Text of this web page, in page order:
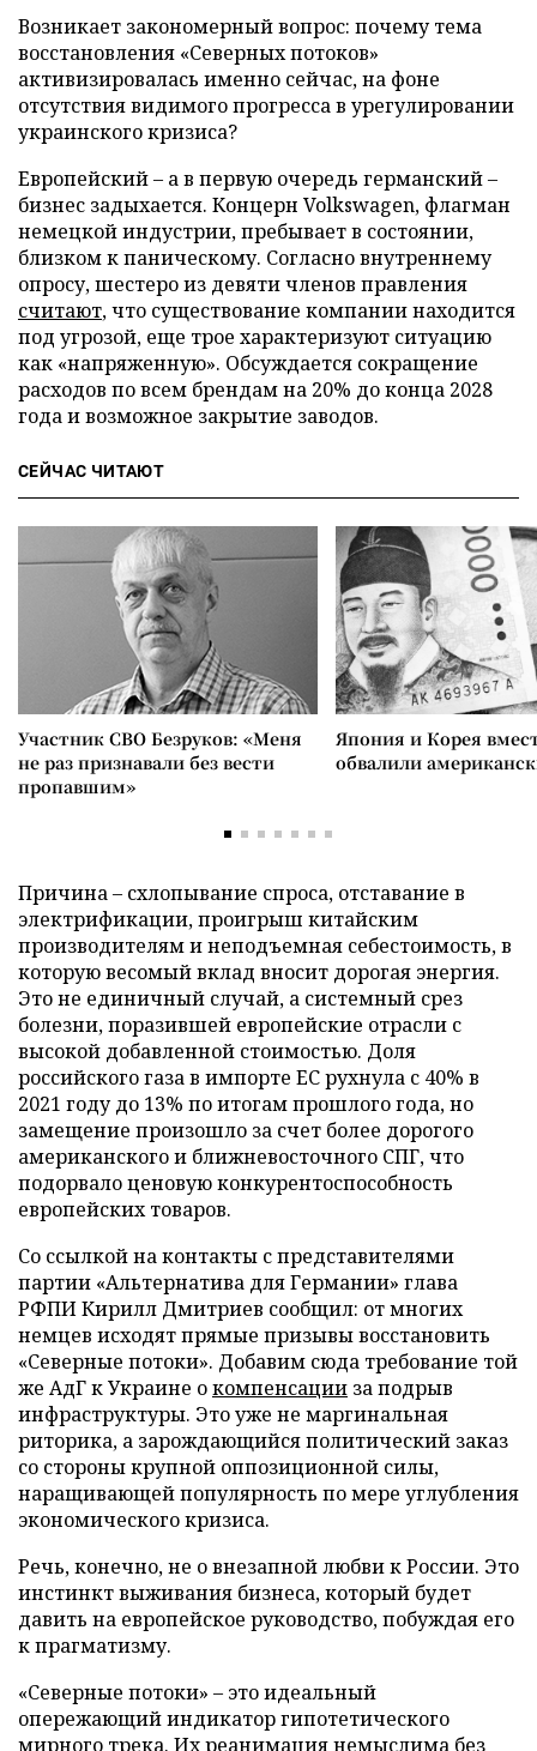
Возникает закономерный вопрос: почему тема
восстановления «Северных потоков»
активизировалась именно сейчас, на фоне
отсутствия видимого прогресса в урегулировании
украинского кризиса?
Европейский – а в первую очередь германский –
бизнес задыхается. Концерн Volkswagen, флагман
немецкой индустрии, пребывает в состоянии,
близком к паническому. Согласно внутреннему
опросу, шестеро из девяти членов правления
считают, что существование компании находится
под угрозой, еще трое характеризуют ситуацию
как «напряженную». Обсуждается сокращение
расходов по всем брендам на 20% до конца 2028
года и возможное закрытие заводов.
СЕЙЧАС ЧИТАЮТ
Участник СВО Безруков: «Меня
не раз признавали без вести
пропавшим»
Япония и Корея
обвалили
Причина – схлопывание спроса, отставание в
электрификации, проигрыш китайским
производителям и неподъемная себестоимость, в
которую весомый вклад вносит дорогая энергия.
Это не единичный случай, а системный срез
болезни, поразившей европейские отрасли с
высокой добавленной стоимостью. Доля
российского газа в импорте ЕС рухнула с 40% в
2021 году до 13% по итогам прошлого года, но
замещение произошло за счет более дорогого
американского и ближневосточного СПГ, что
подорвало ценовую конкурентоспособность
европейских товаров.
Со ссылкой на контакты с представителями
партии «Альтернатива для Германии» глава
РФПИ Кирилл Дмитриев сообщил: от многих
немцев исходят прямые призывы восстановить
«Северные потоки». Добавим сюда требование той
же АдГ к Украине окомпенсации за подрыв
инфраструктуры. Это уже не маргинальная
риторика, а зарождающийся политический заказ
со стороны крупной оппозиционной силы,
наращивающей популярность по мере углубления
экономического кризиса.
Речь, конечно, не о внезапной любви к России. Это
инстинкт выживания бизнеса, который будет
давить на европейское руководство, побуждая его
к прагматизму.
«Северные потоки» – это идеальный
опережающий индикатор гипотетического
мирного трека. Их реанимация немыслима без